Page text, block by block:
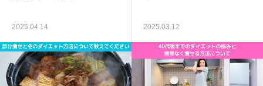
2025.04.14 2025.03.12